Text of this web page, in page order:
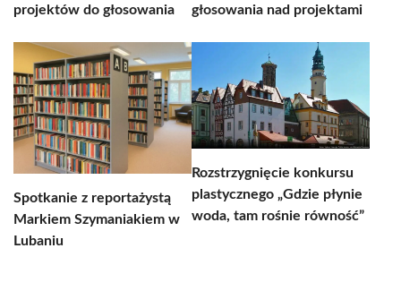
projektów do głosowania głosowania nad projektami
Spotkanie z reportażystą
Markiem Szymaniakiem w
Lubaniu
Rozstrzygnięcie konkursu
plastycznego „Gdzie płynie
woda, tam rośnie równość”